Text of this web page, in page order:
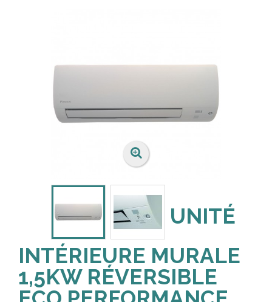
UNITÉ
INTÉRIEURE MURALE
1,5KW RÉVERSIBLE